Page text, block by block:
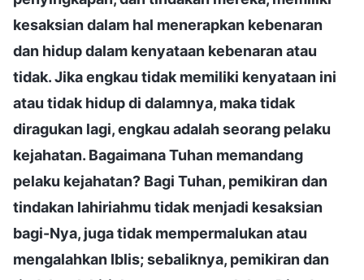
kesaksian dalam hal menerapkan kebenaran
dan hidup dalam kenyataan kebenaran atau
tidak. Jika engkau tidak memiliki kenyataan ini
atau tidak hidup di dalamnya, maka tidak
diragukan lagi, engkau adalah seorang pelaku
kejahatan. Bagaimana Tuhan memandang
pelaku kejahatan? Bagi Tuhan, pemikiran dan
tindakan lahiriahmu tidak menjadi kesaksian
bagi-Nya, juga tidak mempermalukan atau
mengalahkan Iblis; sebaliknya, pemikiran dan